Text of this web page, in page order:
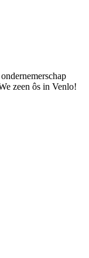
zeen ôs in Venlo!